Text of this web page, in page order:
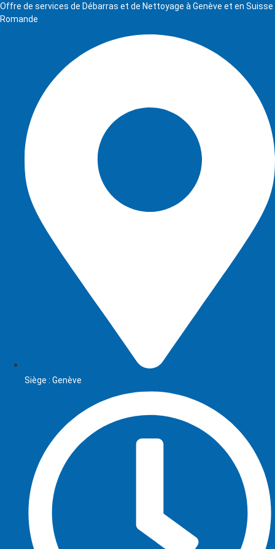
Offre de services de Débarras et de Nettoyage à Genève et en Suisse
Romande
Siège : Genève